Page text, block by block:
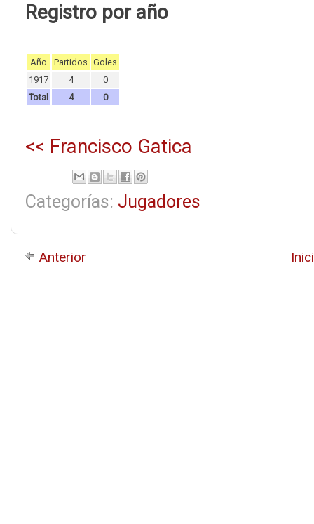
Registro por año
Año Partidos Goles
1917
4
0
Total
4 0
<< Francisco Gatica
Categorías: Jugadores
Anterior